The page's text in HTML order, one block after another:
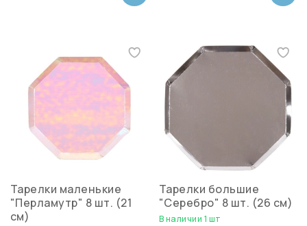
Тарелки маленькие
"Перламутр" 8 шт. (21
см)
Тарелки большие
"Серебро" 8 шт. (26 см)
В наличии 1 шт